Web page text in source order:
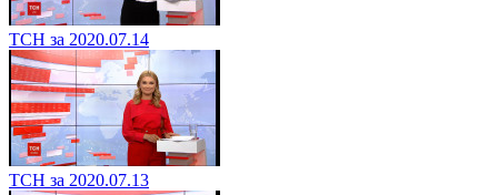
ТСН за 2020.07.14
ТСН за 2020.07.13